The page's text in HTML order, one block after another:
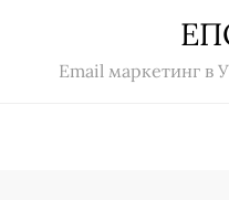
contentEmail маркетинг в